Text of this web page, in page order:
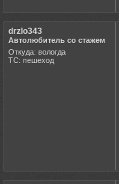
drzlo343
Автолюбитель со стажем
Откуда: вологда
ТС: пешеход